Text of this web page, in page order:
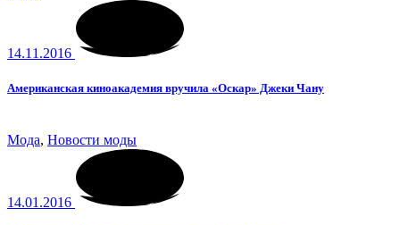
14.11.2016
Американская киноакадемия вручила «Оскар» Джеки Чану
Мода, Новости моды
14.01.2016